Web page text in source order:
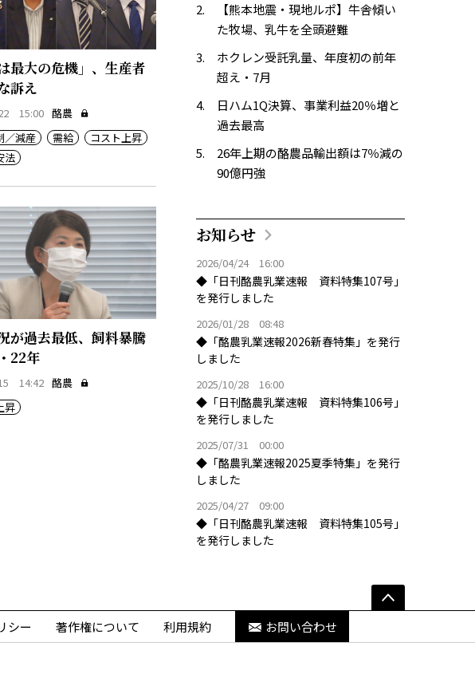
最大の危機」、生産者
訴え
15:00 酪農
／減産
需給
コスト上昇
法
が過去最低、飼料暴騰
22年
14:42 酪農
昇
【熊本地震・現地ルポ】牛舎傾い
た牧場、乳牛を全頭避難
ホクレン受託乳量、年度初の前年
超え・7月
日ハム1Q決算、事業利益20％増と
過去最高
26年上期の酪農品輸出額は7％減の
90億円強
お知らせ
2026/04/24 16:00
◆「日刊酪農乳業速報 資料特集107号」
を発行しました
2026/01/28 08:48
◆「酪農乳業速報2026新春特集」を発行
しました
2025/10/28 16:00
◆「日刊酪農乳業速報 資料特集106号」
を発行しました
2025/07/31 00:00
◆「酪農乳業速報2025夏季特集」を発行
しました
2025/04/27 09:00
◆「日刊酪農乳業速報 資料特集105号」
を発行しました
シー 著作権について 利用規約 お問い合わせ